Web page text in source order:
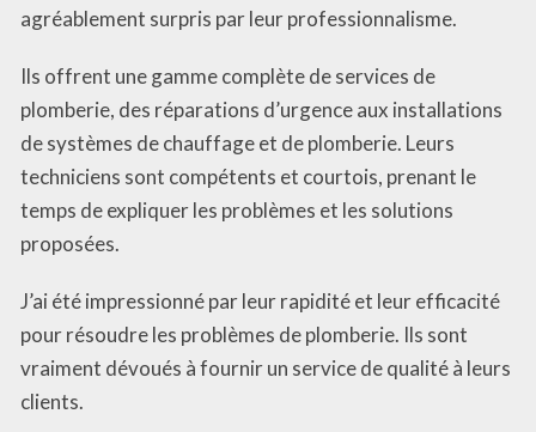
agréablement surpris par leur professionnalisme.
Ils offrent une gamme complète de services de
plomberie, des réparations d’urgence aux installations
de systèmes de chauffage et de plomberie. Leurs
techniciens sont compétents et courtois, prenant le
temps de expliquer les problèmes et les solutions
proposées.
J’ai été impressionné par leur rapidité et leur efficacité
pour résoudre les problèmes de plomberie. Ils sont
vraiment dévoués à fournir un service de qualité à leurs
clients.